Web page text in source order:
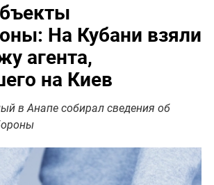
На Кубани взяли
агента,
на Киев
в Анапе собирал сведения об